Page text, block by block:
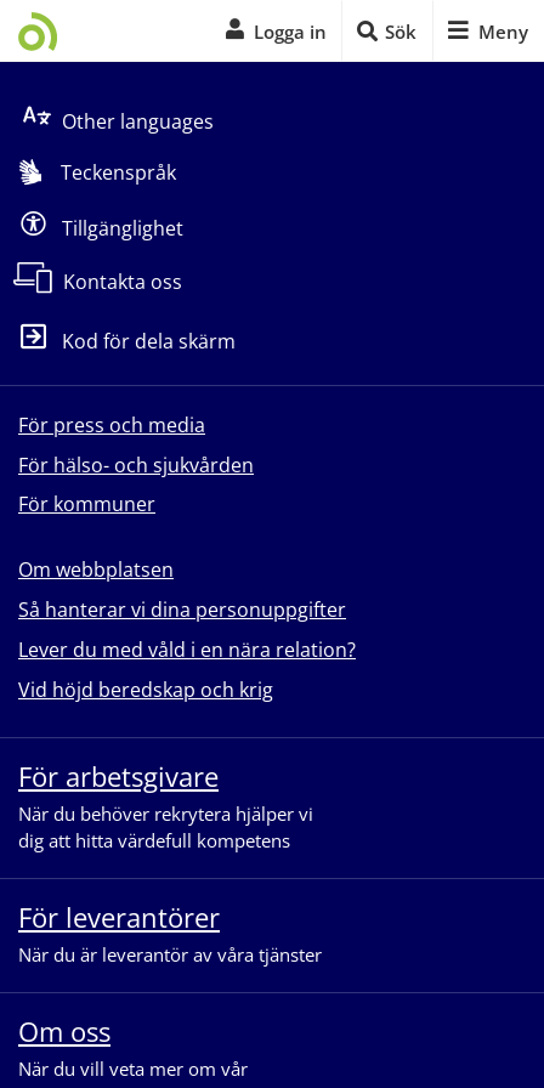
Logga in Sök Meny
Other languages
Teckenspråk
Tillgänglighet
Kontakta oss
Kod för dela skärm
För press och media
För hälso- och sjukvården
För kommuner
Om webbplatsen
Så hanterar vi dina personuppgifter
Lever du med våld i en nära relation?
Vid höjd beredskap och krig
För arbetsgivare
När du behöver rekrytera hjälper vi
dig att hitta värdefull kompetens
För leverantörer
När du är leverantör av våra tjänster
Om oss
När du vill veta mer om vår